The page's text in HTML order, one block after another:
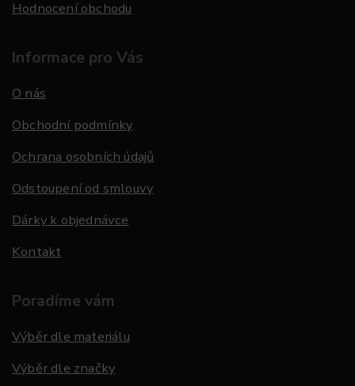
Hodnocení obchodu
Informace pro Vás
O nás
Obchodní podmínky
Ochrana osobních údajů
Odstoupení od smlouvy
Dárky k objednávce
Kontakt
Poradíme vám
Výběr dle materiálu
Výběr dle značky